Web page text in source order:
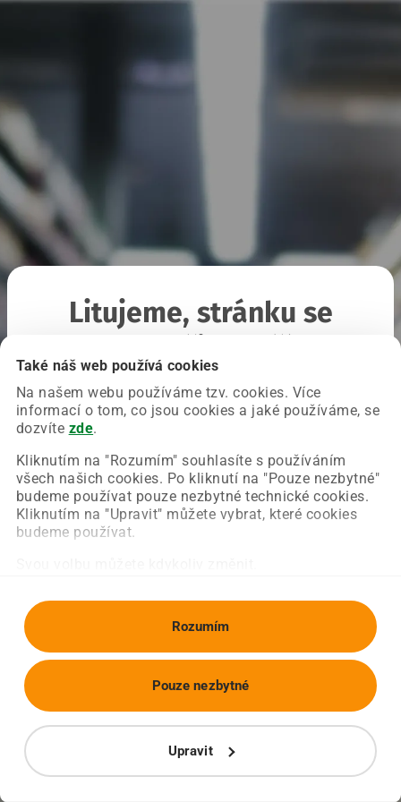
Také náš web používá cookies
Na našem webu používáme tzv. cookies. Více
informací o tom, co jsou cookies a jaké používáme, se
dozvíte zde.
Kliknutím na "Rozumím" souhlasíte s používáním
všech našich cookies. Po kliknutí na "Pouze nezbytné"
budeme používat pouze nezbytné technické cookies.
Kliknutím na "Upravit" můžete vybrat, které cookies
budeme používat.
Rozumím
Upravit
Pouze nezbytné
Litujeme, stránku se
Chyba nastala na naší straně a už ji opravujeme.
Zkuste prosím znovu načíst požadovanou stránku.
Obnovit stránku Úvodní strana